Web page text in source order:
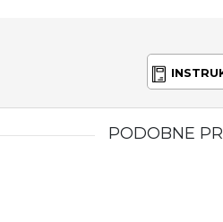
PODOBNE